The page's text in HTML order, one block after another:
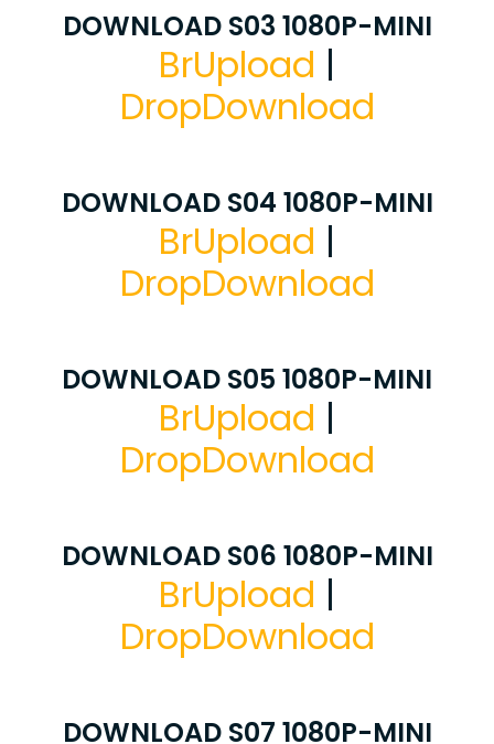
DOWNLOAD S03 1080P-MINI
BrUpload |
DropDownload
DOWNLOAD S04 1080P-MINI
BrUpload |
DropDownload
DOWNLOAD S05 1080P-MINI
BrUpload |
DropDownload
DOWNLOAD S06 1080P-MINI
BrUpload |
DropDownload
DOWNLOAD S07 1080P-MINI